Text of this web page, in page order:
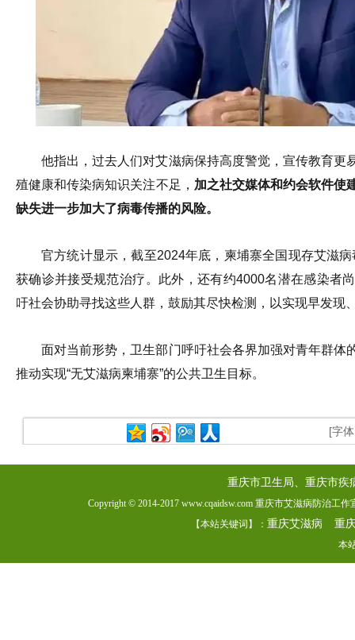
他指出，过去人们对艾滋病保持高度警觉，宣传教育更
殖健康和传染病知识关注不足， 加之社交媒体和约会软件使
缺失进一步加大了病毒传播的风险。
官方统计显示，截至2024年底，柬埔寨全国现存艾滋
获确诊并接受规范治疗。此外，还有约4000名潜在感染者
吁社会协助寻找这些人群，鼓励其尽快检测，以实现早发现
面对当前形势，卫生部门呼吁社会各界加强对青年群体
推动实现“无艾滋病柬埔寨”的公共卫生目标。
[字
重庆市卫生局、重庆市疾
Copyright © 2014-2017 www.cqaidsw.com 重庆市艾滋病防治工
【本站关键词】： 重庆艾滋病 重
本